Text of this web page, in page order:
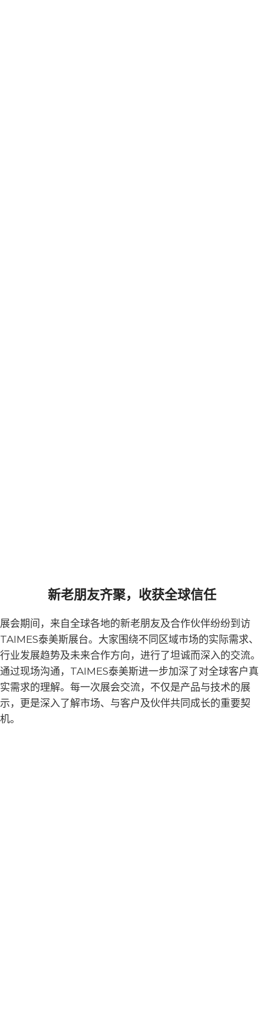
新老朋友齐聚，收获全球信任
展会期间，来自全球各地的新老朋友及合作伙伴纷纷到访
TAIMES泰美斯展台。大家围绕不同区域市场的实际需求、
行业发展趋势及未来合作方向，进行了坦诚而深入的交流。
通过现场沟通，TAIMES泰美斯进一步加深了对全球客户真
实需求的理解。每一次展会交流，不仅是产品与技术的展
示，更是深入了解市场、与客户及伙伴共同成长的重要契
机。